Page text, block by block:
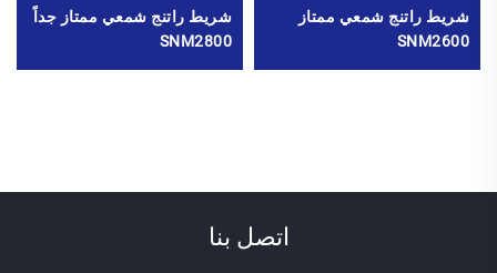
شريط راتنج شمعي ممتاز
SNM2600
شريط راتنج شمعي ممتاز جداً
SNM2800
اتصل بنا